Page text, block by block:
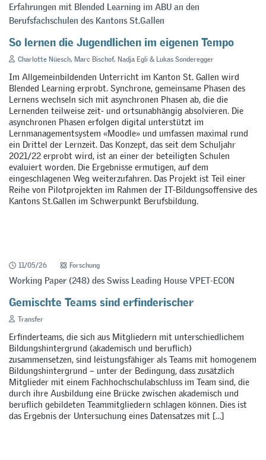
Erfahrungen mit Blended Learning im ABU an den
Berufsfachschulen des Kantons St.Gallen
So lernen die Jugendlichen im eigenen Tempo
Charlotte Nüesch, Marc Bischof, Nadja Egli & Lukas Sonderegger
Im Allgemeinbildenden Unterricht im Kanton St. Gallen wird
Blended Learning erprobt. Synchrone, gemeinsame Phasen des
Lernens wechseln sich mit asynchronen Phasen ab, die die
Lernenden teilweise zeit- und ortsunabhängig absolvieren. Die
asynchronen Phasen erfolgen digital unterstützt im
Lernmanagementsystem «Moodle» und umfassen maximal rund
ein Drittel der Lernzeit. Das Konzept, das seit dem Schuljahr
2021/22 erprobt wird, ist an einer der beteiligten Schulen
evaluiert worden. Die Ergebnisse ermutigen, auf dem
eingeschlagenen Weg weiterzufahren. Das Projekt ist Teil einer
Reihe von Pilotprojekten im Rahmen der IT-Bildungsoffensive des
Kantons St.Gallen im Schwerpunkt Berufsbildung.
11/05/26 Forschung
Working Paper (248) des Swiss Leading House VPET-ECON
Gemischte Teams sind erfinderischer
Transfer
Erfinderteams, die sich aus Mitgliedern mit unterschiedlichem
Bildungshintergrund (akademisch und beruflich)
zusammensetzen, sind leistungsfähiger als Teams mit homogenem
Bildungshintergrund – unter der Bedingung, dass zusätzlich
Mitglieder mit einem Fachhochschulabschluss im Team sind, die
durch ihre Ausbildung eine Brücke zwischen akademisch und
beruflich gebildeten Teammitgliedern schlagen können. Dies ist
das Ergebnis der Untersuchung eines Datensatzes mit […]